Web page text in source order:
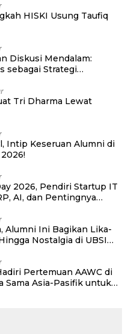
HISKI Usung Taufiq
Diskusi Mendalam:
sebagai Strategi
Tri Dharma Lewat
Intip Keseruan Alumni di
2026, Pendiri Startup IT
AI, dan Pentingnya
Alumni Ini Bagikan Lika-
Nostalgia di UBSI
Sama Asia-Pasifik untuk